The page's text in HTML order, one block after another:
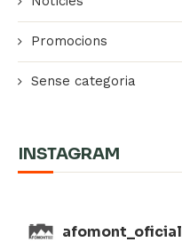
Promocions
Sense categoria
INSTAGRAM
afomont_oficial